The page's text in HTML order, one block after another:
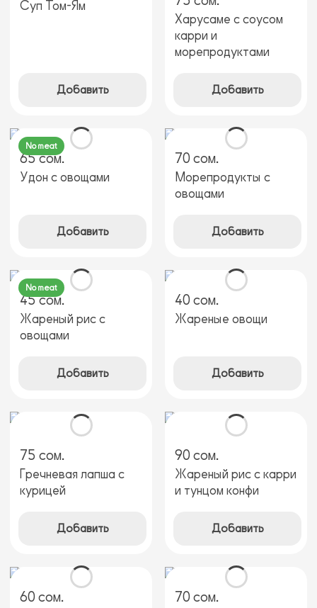
Суп Том-Ям
Добавить
Харусаме с соусом
карри и
морепродуктами
Добавить
65 сом.
Удон с овощами
Добавить
No meat
70 сом.
Морепродукты с
овощами
Добавить
45 сом.
Жареный рис с
овощами
Добавить
No meat
40 сом.
Жареные овощи
Добавить
75 сом.
Гречневая лапша с
курицей
Добавить
90 сом.
Жареный рис с карри
и тунцом конфи
Добавить
60 сом. 70 сом.